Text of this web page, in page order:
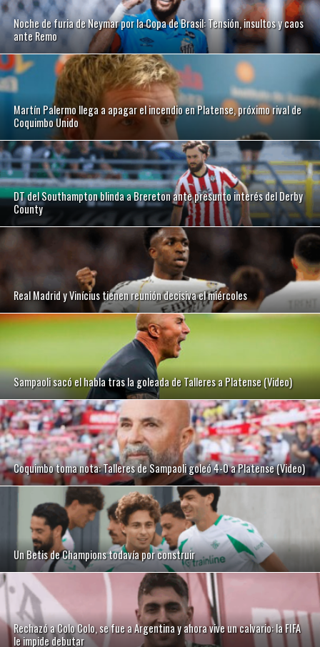
Noche de furia de Neymar por la Copa de Brasil: Tensión, insultos y caos
ante Remo
Martín Palermo llega a apagar el incendio en Platense, próximo rival de
Coquimbo Unido
DT del Southampton blinda a Brereton ante presunto interés del Derby
County
Real Madrid y Vinícius tienen reunión decisiva el miércoles
Sampaoli sacó el habla tras la goleada de Talleres a Platense (Video)
Coquimbo toma nota: Talleres de Sampaoli goleó 4-0 a Platense (Video)
Un Betis de Champions todavía por construir
Rechazó a Colo Colo, se fue a Argentina y ahora vive un calvario: la FIFA
le impide debutar